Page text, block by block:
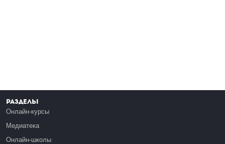
Разделы
Онлайн-курсы
Медиатека
Онлайн-школы